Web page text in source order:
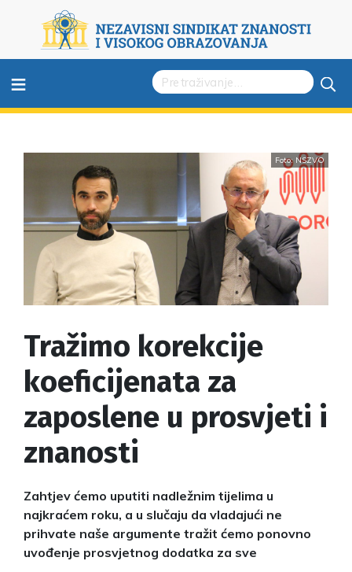
≡
Foto: NSZVO
Tražimo korekcije
koeficijenata za
zaposlene u prosvjeti i
znanosti
Zahtjev ćemo uputiti nadležnim tijelima u
najkraćem roku, a u slučaju da vladajući ne
prihvate naše argumente tražit ćemo ponovno
uvođenje prosvjetnog dodatka za sve